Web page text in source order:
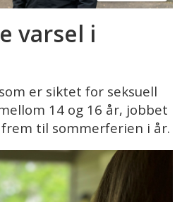
varsel i
er siktet for seksuell
14 og 16 år, jobbet
til sommerferien i år.